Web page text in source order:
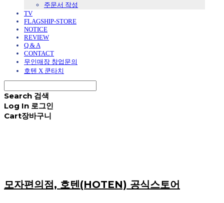
주문서 작성
TV
FLAGSHIP-STORE
NOTICE
REVIEW
Q & A
CONTACT
무인매장 창업문의
호텐 X 쿤타치
Search 검색
Log In 로그인
Cart장바구니
모자편의점, 호텐(HOTEN) 공식스토어